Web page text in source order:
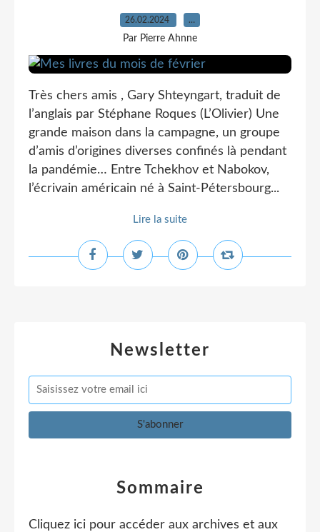
26.02.2024 …
Par Pierre Ahnne
Très chers amis , Gary Shteyngart, traduit de
l’anglais par Stéphane Roques (L’Olivier) Une
grande maison dans la campagne, un groupe
d’amis d’origines diverses confinés là pendant
la pandémie… Entre Tchekhov et Nabokov,
l’écrivain américain né à Saint-Pétersbourg...
Lire la suite
Newsletter
Sommaire
Cliquez ici pour accéder aux archives et aux